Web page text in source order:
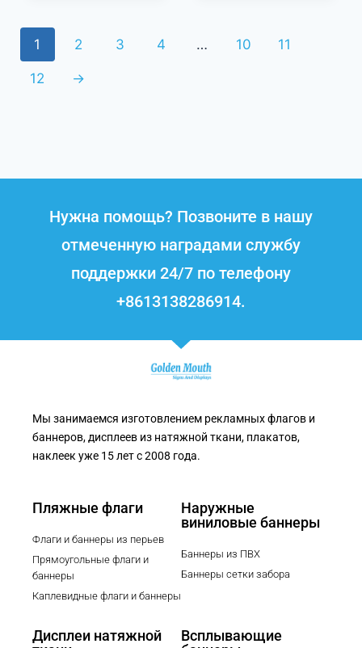
1 2 3 4 … 10 11
12 →
Нужна помощь? Позвоните в нашу
отмеченную наградами службу
поддержки 24/7 по телефону
+8613138286914.
Мы занимаемся изготовлением рекламных флагов и
баннеров, дисплеев из натяжной ткани, плакатов,
наклеек уже 15 лет с 2008 года.
Пляжные флаги
Флаги и баннеры из перьев
Прямоугольные флаги и
баннеры
Каплевидные флаги и баннеры
Наружные
виниловые баннеры
Баннеры из ПВХ
Баннеры сетки забора
Дисплеи натяжной
Всплывающие